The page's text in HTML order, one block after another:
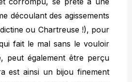
découlant des agissements
ou Chartreuse !), pour
fait le mal sans le vouloir
peut également être perçu
est ainsi un bijou finement